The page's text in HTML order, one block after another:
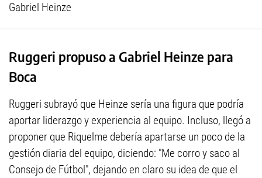
Gabriel Heinze
Ruggeri propuso a Gabriel Heinze para
Boca
Ruggeri subrayó que Heinze sería una figura que podría
aportar liderazgo y experiencia al equipo. Incluso, llegó a
proponer que Riquelme debería apartarse un poco de la
gestión diaria del equipo, diciendo: "Me corro y saco al
Consejo de Fútbol", dejando en claro su idea de que el